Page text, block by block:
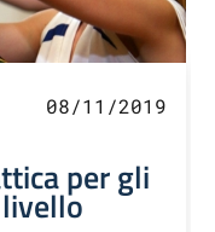
08/11/2019
per gli